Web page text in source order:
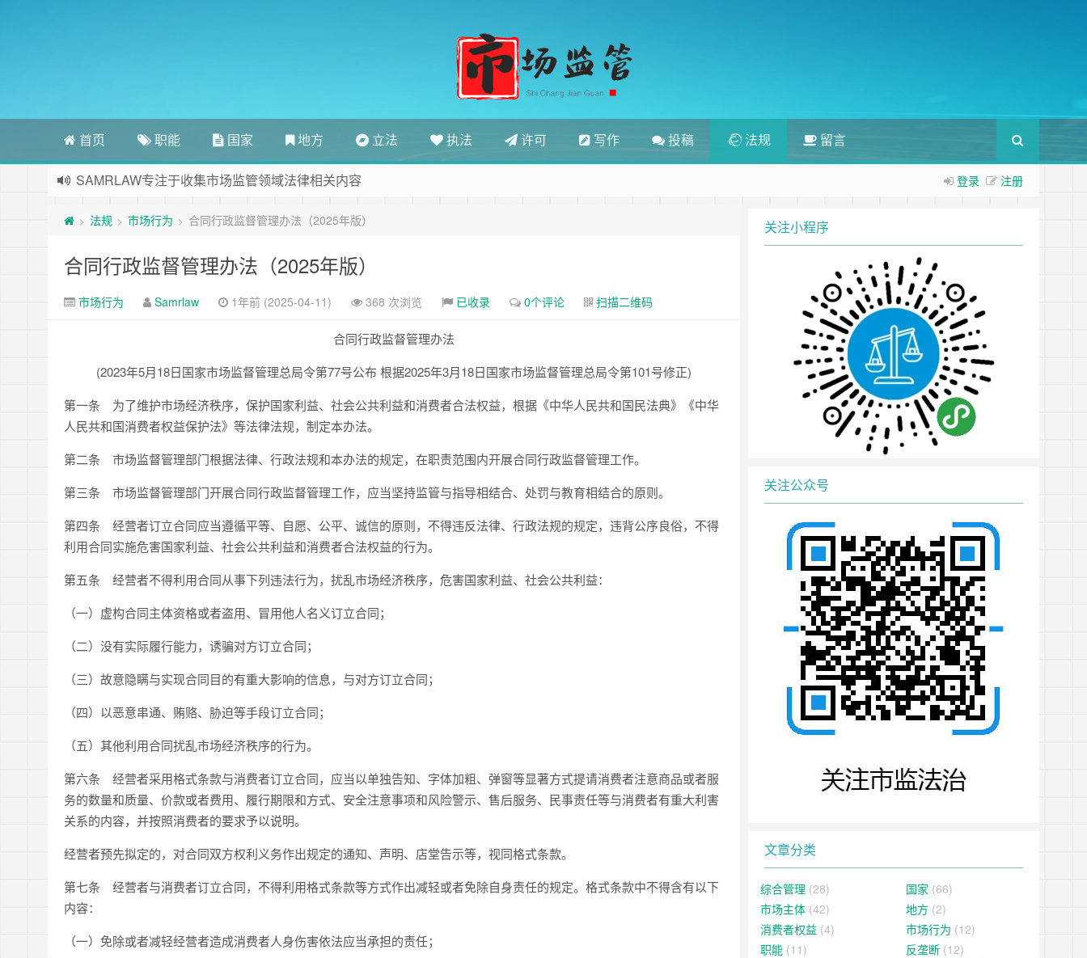
首页 职能 国家 地方 立法 执法 许可 写作 投稿 法规 留言
登录 注册
SAMRLAW专注于收集市场监管领域法律相关内容
> 法规 > 市场行为 > 合同行政监督管理办法（2025年版）
合同行政监督管理办法（2025年版）
市场行为 Samrlaw 1年前 (2025-04-11) 368 次浏览 已收录 0个评论 扫描二维码
合同行政监督管理办法
(2023年5月18日国家市场监督管理总局令第77号公布 根据2025年3月18日国家市场监督管理总局令第101号修正)
第一条 为了维护市场经济秩序，保护国家利益、社会公共利益和消费者合法权益，根据《中华人民共和国民法典》《中华
人民共和国消费者权益保护法》等法律法规，制定本办法。
第二条 市场监督管理部门根据法律、行政法规和本办法的规定，在职责范围内开展合同行政监督管理工作。
第三条 市场监督管理部门开展合同行政监督管理工作，应当坚持监管与指导相结合、处罚与教育相结合的原则。
第四条 经营者订立合同应当遵循平等、自愿、公平、诚信的原则，不得违反法律、行政法规的规定，违背公序良俗，不得
利用合同实施危害国家利益、社会公共利益和消费者合法权益的行为。
第五条 经营者不得利用合同从事下列违法行为，扰乱市场经济秩序，危害国家利益、社会公共利益：
（一）虚构合同主体资格或者盗用、冒用他人名义订立合同；
（二）没有实际履行能力，诱骗对方订立合同；
（三）故意隐瞒与实现合同目的有重大影响的信息，与对方订立合同；
（四）以恶意串通、贿赂、胁迫等手段订立合同；
（五）其他利用合同扰乱市场经济秩序的行为。
第六条 经营者采用格式条款与消费者订立合同，应当以单独告知、字体加粗、弹窗等显著方式提请消费者注意商品或者服
务的数量和质量、价款或者费用、履行期限和方式、安全注意事项和风险警示、售后服务、民事责任等与消费者有重大利害
关系的内容，并按照消费者的要求予以说明。
经营者预先拟定的，对合同双方权利义务作出规定的通知、声明、店堂告示等，视同格式条款。
第七条 经营者与消费者订立合同，不得利用格式条款等方式作出减轻或者免除自身责任的规定。格式条款中不得含有以下
内容：
（一）免除或者减轻经营者造成消费者人身伤害依法应当承担的责任；
关注小程序
关注公众号
文章分类
综合管理 (28) 国家 (66)
市场主体 (42) 地方 (2)
消费者权益 (4) 市场行为 (12)
职能 (11) 反垄断 (12)